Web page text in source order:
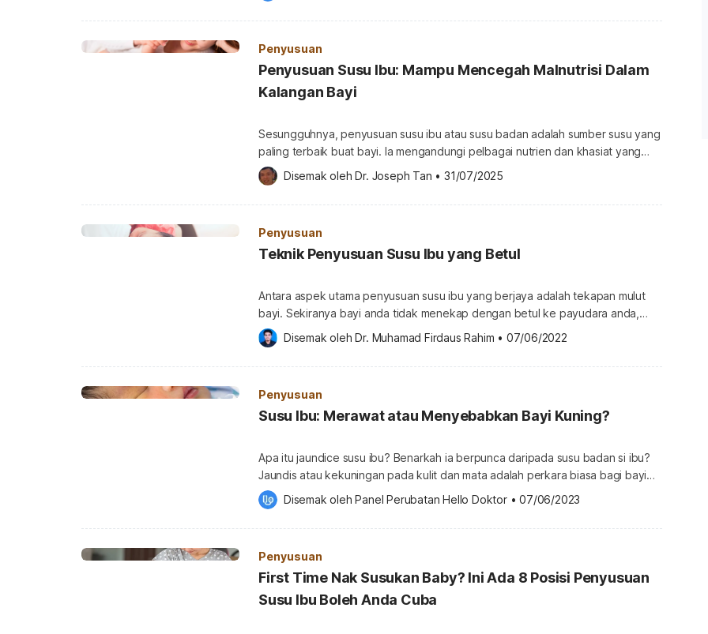
cara mengatasinya. Untuk mendapatkan lebih banyak info tentang
Penyusuan
Penyusuan Susu Ibu: Mampu Mencegah Malnutrisi Dalam
Kalangan Bayi
Sesungguhnya, penyusuan susu ibu atau susu badan adalah sumber susu yang
paling terbaik buat bayi. Ia mengandungi pelbagai nutrien dan khasiat yang
akan mendatangkan seribu satu manfaat untuk tumbesaran bayi. Disebabkan
itu, ia merupakan makanan atau minuman semula jadi atau utama bayi
terutamanya yang baharu lahir ke dunia ini. Meskipun terdapat pelbagai
Disemak oleh Dr. Joseph Tan • 31/07/2025
Penyusuan
Teknik Penyusuan Susu Ibu yang Betul
Antara aspek utama penyusuan susu ibu yang berjaya adalah tekapan mulut
bayi. Sekiranya bayi anda tidak menekap dengan betul ke payudara anda,
penyusuan mungkin menyakitkan. Terdapat teknik khusus yang boleh
digunakan untuk membantu bayi menekap ke payudara anda. Posisi
penyusuan juga penting. Apabila posisi dan tekapan yang baik diperoleh,
Disemak oleh Dr. Muhamad Firdaus Rahim • 07/06/2022
Penyusuan
Susu Ibu: Merawat atau Menyebabkan Bayi Kuning?
Apa itu jaundice susu ibu? Benarkah ia berpunca daripada susu badan si ibu?
Jaundis atau kekuningan pada kulit dan mata adalah perkara biasa bagi bayi
baru lahir. Kira-kira 60 peratus bayi mengalami jaundis dalam masa beberapa
hari selepas kelahiran. Kebiasaannya apabila bayi kuning, doktor akan
menyarankan agar bayi diberikan susu ibu dengan secukupnya. Tetapi dalam
Disemak oleh Panel Perubatan Hello Doktor • 07/06/2023
Penyusuan
First Time Nak Susukan Baby? Ini Ada 8 Posisi Penyusuan
Susu Ibu Boleh Anda Cuba